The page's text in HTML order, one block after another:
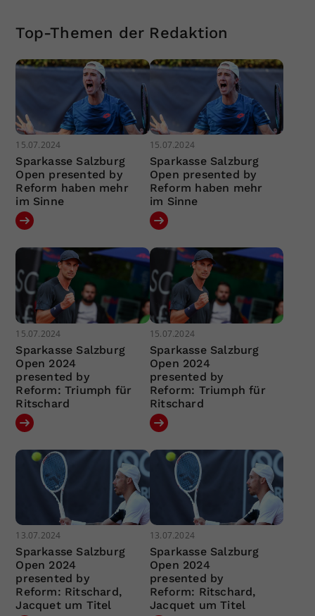
Top-Themen der Redaktion
15.07.2024
Sparkasse Salzburg
Open presented by
Reform haben mehr
im Sinne
15.07.2024
Sparkasse Salzburg
Open presented by
Reform haben mehr
im Sinne
15.07.2024
Sparkasse Salzburg
Open 2024
presented by
Reform: Triumph für
Ritschard
15.07.2024
Sparkasse Salzburg
Open 2024
presented by
Reform: Triumph für
Ritschard
13.07.2024
Sparkasse Salzburg
Open 2024
presented by
Reform: Ritschard,
Jacquet um Titel
13.07.2024
Sparkasse Salzburg
Open 2024
presented by
Reform: Ritschard,
Jacquet um Titel